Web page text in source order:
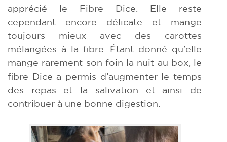
apprécié le Fibre Dice. Elle reste
cependant encore délicate et mange
toujours mieux avec des carottes
mélangées à la fibre. Étant donné qu’elle
mange rarement son foin la nuit au box, le
fibre Dice a permis d’augmenter le temps
des repas et la salivation et ainsi de
contribuer à une bonne digestion.